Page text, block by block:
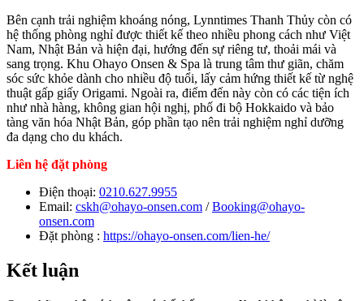
Bên cạnh trải nghiệm khoáng nóng, Lynntimes Thanh Thủy còn có
hệ thống phòng nghỉ được thiết kế theo nhiều phong cách như Việt
Nam, Nhật Bản và hiện đại, hướng đến sự riêng tư, thoải mái và
sang trọng. Khu Ohayo Onsen & Spa là trung tâm thư giãn, chăm
sóc sức khỏe dành cho nhiều độ tuổi, lấy cảm hứng thiết kế từ nghệ
thuật gấp giấy Origami. Ngoài ra, điểm đến này còn có các tiện ích
như nhà hàng, không gian hội nghị, phố đi bộ Hokkaido và bảo
tàng văn hóa Nhật Bản, góp phần tạo nên trải nghiệm nghỉ dưỡng
đa dạng cho du khách.
Liên hệ đặt phòng
Điện thoại: 0210.627.9955
Email: cskh@ohayo-onsen.com /Booking@ohayo-
onsen.com
Đặt phòng : https://ohayo-onsen.com/lien-he/
Kết luận